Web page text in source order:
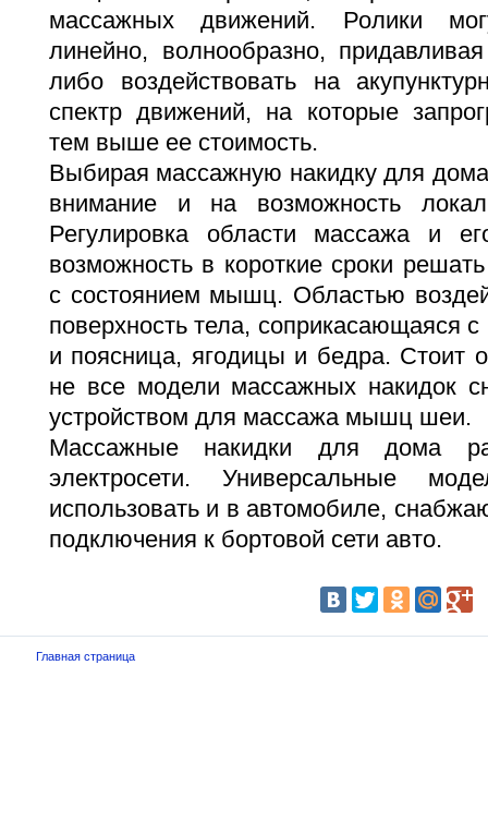
массажных движений. Ролики
линейно, волнообразно,
либо воздействовать на
спектр движений, на которые
тем выше ее стоимость.
Выбирая массажную накидку для
внимание и на возможность
Регулировка области массажа и
возможность в короткие сроки
с состоянием мышц. Областью
поверхность тела, соприкасающаяся
и поясница, ягодицы и бедра. Стоит
не все модели массажных накидок
устройством для массажа мышц шеи.
Массажные накидки для дома
электросети. Универсальные
использовать и в автомобиле,
подключения к бортовой сети авто.
Главная страница